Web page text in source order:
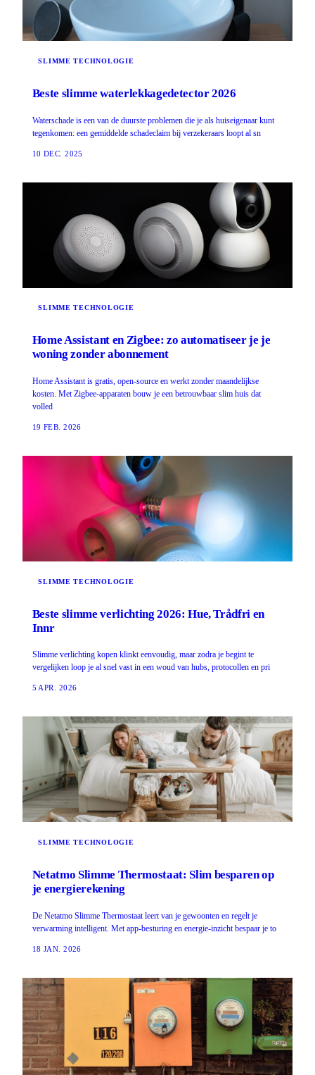
SLIMME TECHNOLOGIE
Beste slimme waterlekkagedetector 2026
Waterschade is een van de duurste problemen die je als huiseigenaar kunt
tegenkomen: een gemiddelde schadeclaim bij verzekeraars loopt al sn
10 DEC. 2025
SLIMME TECHNOLOGIE
Home Assistant en Zigbee: zo automatiseer je je
woning zonder abonnement
Home Assistant is gratis, open-source en werkt zonder maandelijkse
kosten. Met Zigbee-apparaten bouw je een betrouwbaar slim huis dat
volled
19 FEB. 2026
SLIMME TECHNOLOGIE
Beste slimme verlichting 2026: Hue, Trådfri en
Innr
Slimme verlichting kopen klinkt eenvoudig, maar zodra je begint te
vergelijken loop je al snel vast in een woud van hubs, protocollen en pri
5 APR. 2026
SLIMME TECHNOLOGIE
Netatmo Slimme Thermostaat: Slim besparen op
je energierekening
De Netatmo Slimme Thermostaat leert van je gewoonten en regelt je
verwarming intelligent. Met app-besturing en energie-inzicht bespaar je to
18 JAN. 2026